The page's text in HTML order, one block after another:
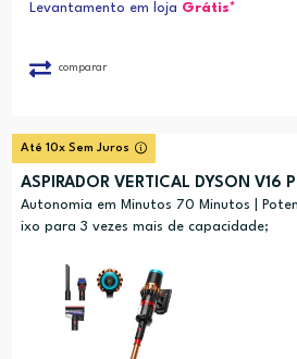
Levantamento em loja Grátis*
comparar
Até 10x Sem Juros
ASPIRADOR VERTICAL DYSON V16
Autonomia em Minutos 70 Minutos |
ixo para 3 vezes mais de capacidade;